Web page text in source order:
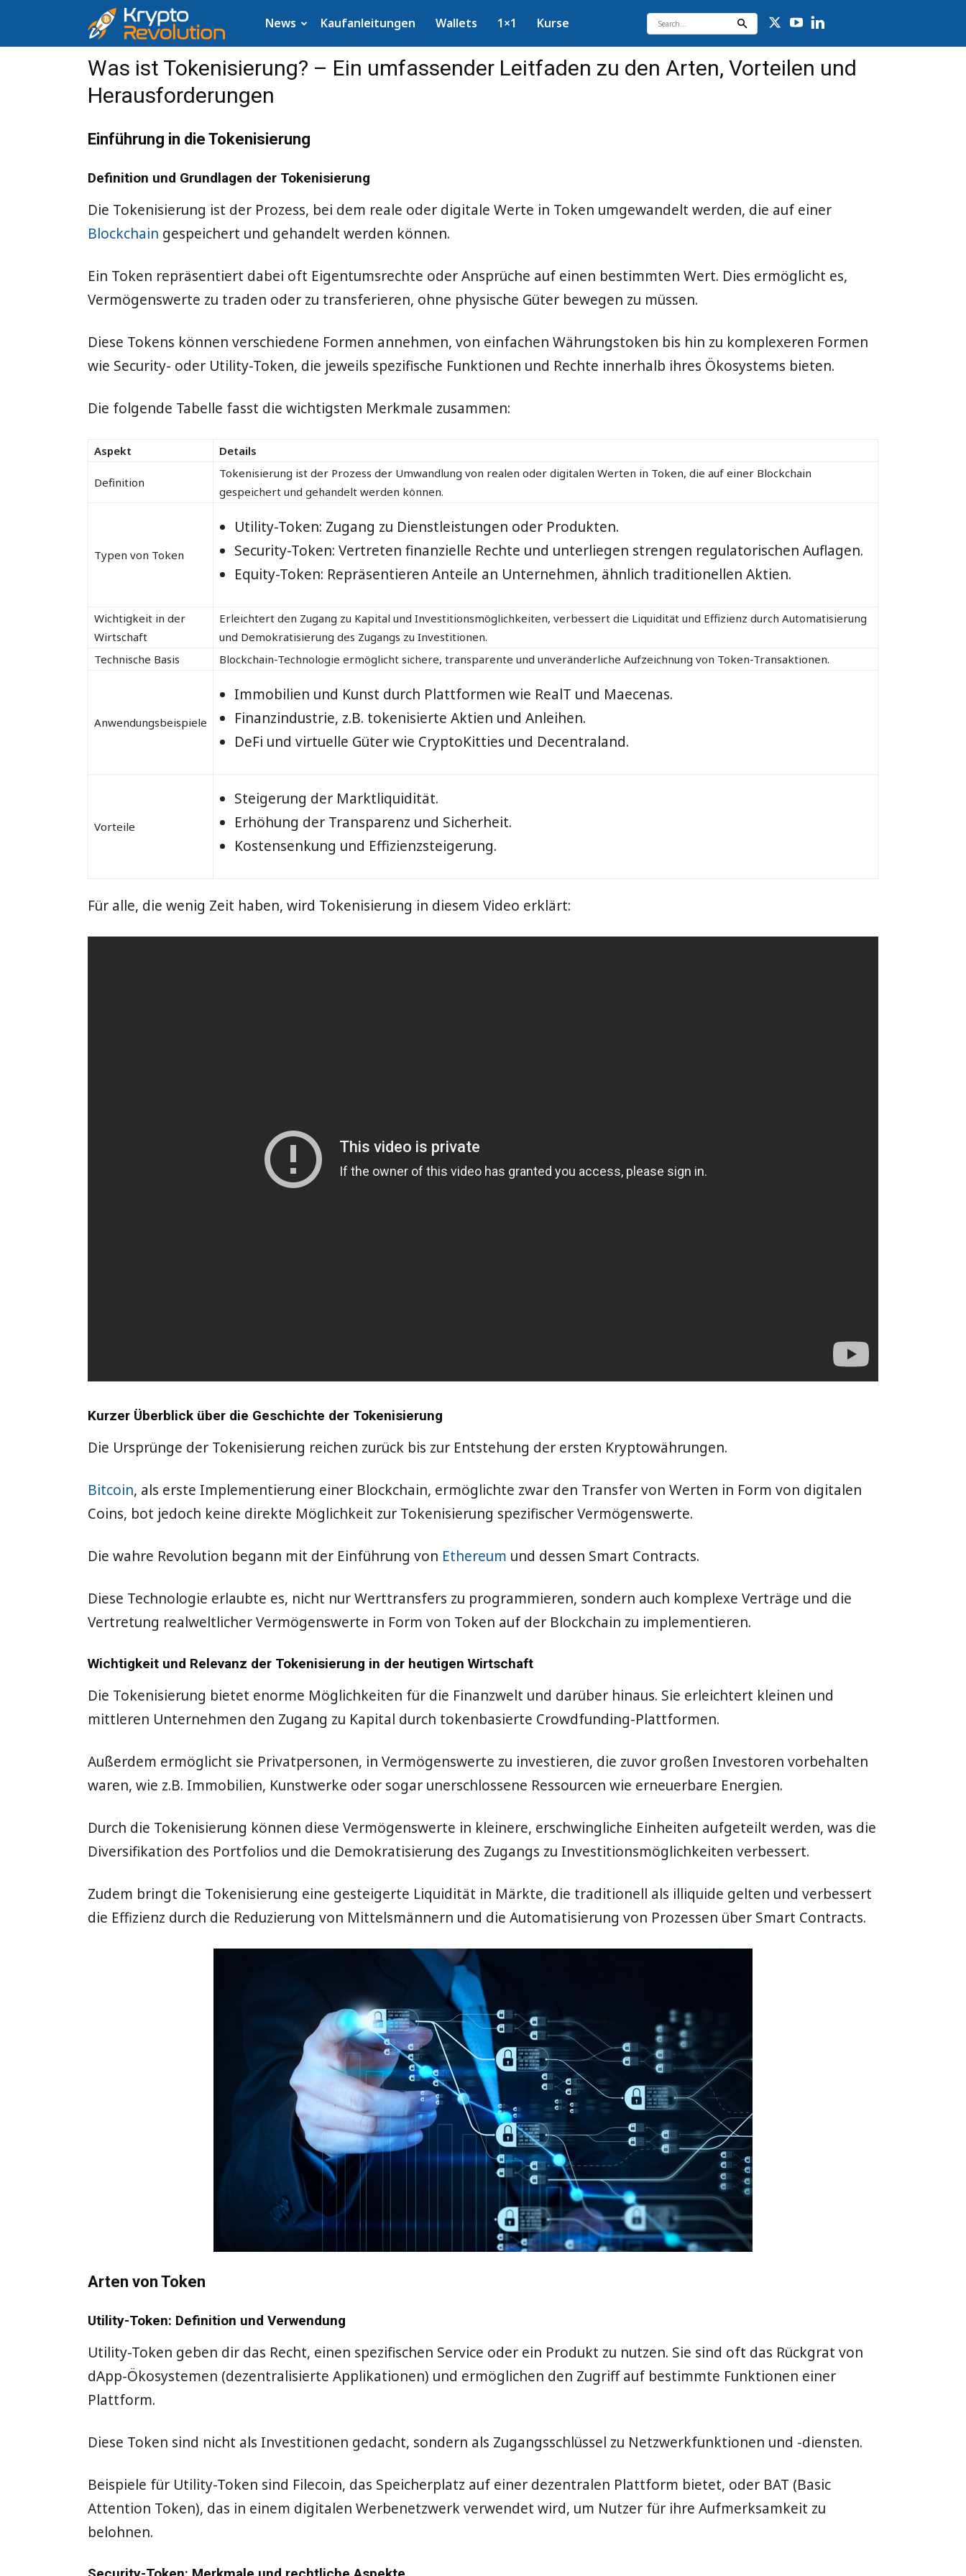
Krypto
News:
Aktuelle
Neuigkeiten
Bitcoin,
XRP,
Dogecoin,
Cardano,
IOTA
und
VeChain
News Kaufanleitungen Wallets 1×1 Kurse
Was ist Tokenisierung? – Ein umfassender Leitfaden zu den Arten, Vorteilen und
Herausforderungen
Einführung in die Tokenisierung
Definition und Grundlagen der Tokenisierung
Die Tokenisierung ist der Prozess, bei dem reale oder digitale Werte in Token umgewandelt werden, die auf einer
Blockchain gespeichert und gehandelt werden können.
Ein Token repräsentiert dabei oft Eigentumsrechte oder Ansprüche auf einen bestimmten Wert. Dies ermöglicht es,
Vermögenswerte zu traden oder zu transferieren, ohne physische Güter bewegen zu müssen.
Diese Tokens können verschiedene Formen annehmen, von einfachen Währungstoken bis hin zu komplexeren Formen
wie Security- oder Utility-Token, die jeweils spezifische Funktionen und Rechte innerhalb ihres Ökosystems bieten.
Die folgende Tabelle fasst die wichtigsten Merkmale zusammen:
Aspekt Details
Definition
Tokenisierung ist der Prozess der Umwandlung von realen oder digitalen Werten in Token, die auf einer Blockchain
gespeichert und gehandelt werden können.
Typen von Token
Utility-Token: Zugang zu Dienstleistungen oder Produkten.
Security-Token: Vertreten finanzielle Rechte und unterliegen strengen regulatorischen Auflagen.
Equity-Token: Repräsentieren Anteile an Unternehmen, ähnlich traditionellen Aktien.
Wichtigkeit in der
Wirtschaft
Erleichtert den Zugang zu Kapital und Investitionsmöglichkeiten, verbessert die Liquidität und Effizienz durch Automatisierung
und Demokratisierung des Zugangs zu Investitionen.
Technische Basis
Blockchain-Technologie ermöglicht sichere, transparente und unveränderliche Aufzeichnung von Token-Transaktionen.
Anwendungsbeispiele
Immobilien und Kunst durch Plattformen wie RealT und Maecenas.
Finanzindustrie, z.B. tokenisierte Aktien und Anleihen.
DeFi und virtuelle Güter wie CryptoKitties und Decentraland.
Vorteile
Steigerung der Marktliquidität.
Erhöhung der Transparenz und Sicherheit.
Kostensenkung und Effizienzsteigerung.
Für alle, die wenig Zeit haben, wird Tokenisierung in diesem Video erklärt:
Kurzer Überblick über die Geschichte der Tokenisierung
Die Ursprünge der Tokenisierung reichen zurück bis zur Entstehung der ersten Kryptowährungen.
Bitcoin, als erste Implementierung einer Blockchain, ermöglichte zwar den Transfer von Werten in Form von digitalen
Coins, bot jedoch keine direkte Möglichkeit zur Tokenisierung spezifischer Vermögenswerte.
Die wahre Revolution begann mit der Einführung von Ethereum und dessen Smart Contracts.
Diese Technologie erlaubte es, nicht nur Werttransfers zu programmieren, sondern auch komplexe Verträge und die
Vertretung realweltlicher Vermögenswerte in Form von Token auf der Blockchain zu implementieren.
Wichtigkeit und Relevanz der Tokenisierung in der heutigen Wirtschaft
Die Tokenisierung bietet enorme Möglichkeiten für die Finanzwelt und darüber hinaus. Sie erleichtert kleinen und
mittleren Unternehmen den Zugang zu Kapital durch tokenbasierte Crowdfunding-Plattformen.
Außerdem ermöglicht sie Privatpersonen, in Vermögenswerte zu investieren, die zuvor großen Investoren vorbehalten
waren, wie z.B. Immobilien, Kunstwerke oder sogar unerschlossene Ressourcen wie erneuerbare Energien.
Durch die Tokenisierung können diese Vermögenswerte in kleinere, erschwingliche Einheiten aufgeteilt werden, was die
Diversifikation des Portfolios und die Demokratisierung des Zugangs zu Investitionsmöglichkeiten verbessert.
Zudem bringt die Tokenisierung eine gesteigerte Liquidität in Märkte, die traditionell als illiquide gelten und verbessert
die Effizienz durch die Reduzierung von Mittelsmännern und die Automatisierung von Prozessen über Smart Contracts.
Arten von Token
Utility-Token: Definition und Verwendung
Utility-Token geben dir das Recht, einen spezifischen Service oder ein Produkt zu nutzen. Sie sind oft das Rückgrat von
dApp-Ökosystemen (dezentralisierte Applikationen) und ermöglichen den Zugriff auf bestimmte Funktionen einer
Plattform.
Diese Token sind nicht als Investitionen gedacht, sondern als Zugangsschlüssel zu Netzwerkfunktionen und -diensten.
Beispiele für Utility-Token sind Filecoin, das Speicherplatz auf einer dezentralen Plattform bietet, oder BAT (Basic
Attention Token), das in einem digitalen Werbenetzwerk verwendet wird, um Nutzer für ihre Aufmerksamkeit zu
belohnen.